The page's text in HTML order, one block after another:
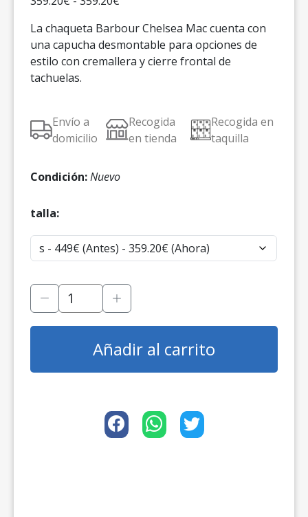
La chaqueta Barbour Chelsea Mac cuenta con
una capucha desmontable para opciones de
estilo con cremallera y cierre frontal de
tachuelas.
Envío a
domicilio
Recogida
en tienda
Recogida en
taquilla
Condición:Nuevo
talla:
Añadir al carrito